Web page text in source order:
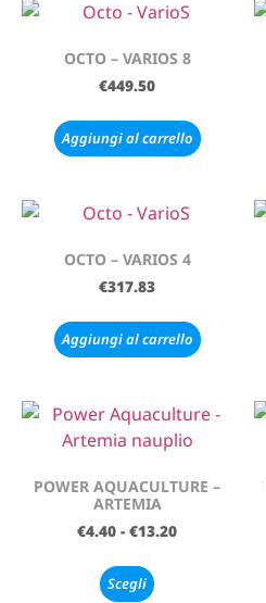
OCTO – VARIOS 8
€449.50
Aggiungi al carrello
OCTO – VARIOS 4
€317.83
Aggiungi al carrello
POWER AQUACULTURE –
ARTEMIA
€4.40 - €13.20
Scegli